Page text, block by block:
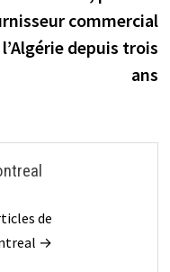
commercial
depuis trois
ans
de
→